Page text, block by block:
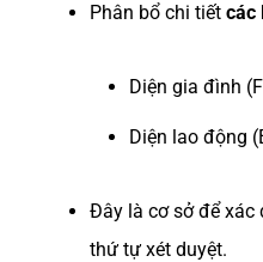
Phân bổ chi tiết các
Diện gia đình
Diện lao động
Đây là cơ sở để xác
thứ tự xét duyệt.